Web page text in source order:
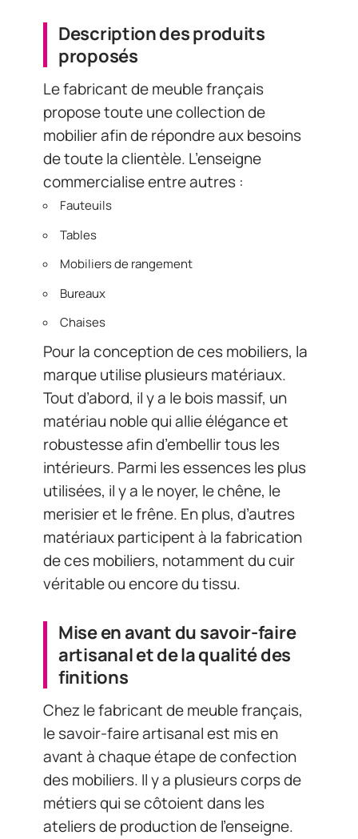
Description des produits
proposés
Le fabricant de meuble français
propose toute une collection de
mobilier afin de répondre aux besoins
de toute la clientèle. L’enseigne
commercialise entre autres :
Fauteuils
Tables
Mobiliers de rangement
Bureaux
Chaises
Pour la conception de ces mobiliers, la
marque utilise plusieurs matériaux.
Tout d’abord, il y a le bois massif, un
matériau noble qui allie élégance et
robustesse afin d’embellir tous les
intérieurs. Parmi les essences les plus
utilisées, il y a le noyer, le chêne, le
merisier et le frêne. En plus, d’autres
matériaux participent à la fabrication
de ces mobiliers, notamment du cuir
véritable ou encore du tissu.
Mise en avant du savoir-faire
artisanal et de la qualité des
finitions
Chez le fabricant de meuble français,
le savoir-faire artisanal est mis en
avant à chaque étape de confection
des mobiliers. Il y a plusieurs corps de
métiers qui se côtoient dans les
ateliers de production de l’enseigne.